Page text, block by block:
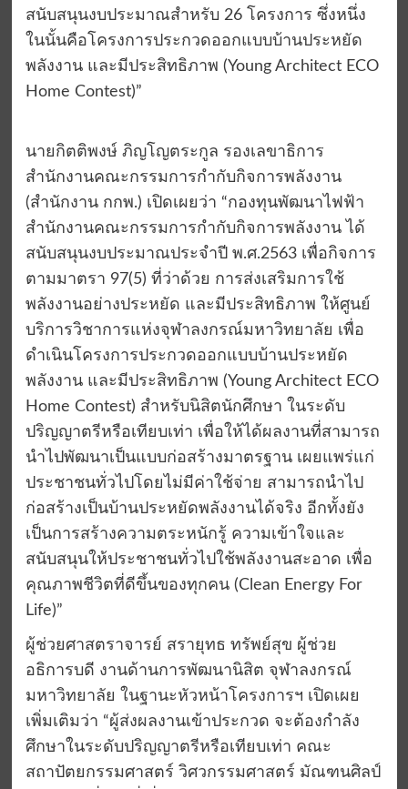
สนับสนุนงบประมาณสำหรับ 26 โครงการ ซึ่งหนึ่ง
ในนั้นคือโครงการประกวดออกแบบบ้านประหยัด
พลังงาน และมีประสิทธิภาพ (Young Architect ECO
Home Contest)”
นายกิตติพงษ์ ภิญโญตระกูล รองเลขาธิการ
สำนักงานคณะกรรมการกำกับกิจการพลังงาน
(สำนักงาน กกพ.) เปิดเผยว่า “กองทุนพัฒนาไฟฟ้า
สำนักงานคณะกรรมการกำกับกิจการพลังงาน ได้
สนับสนุนงบประมาณประจำปี พ.ศ.2563 เพื่อกิจการ
ตามมาตรา 97(5) ที่ว่าด้วย การส่งเสริมการใช้
พลังงานอย่างประหยัด และมีประสิทธิภาพ ให้ศูนย์
บริการวิชาการแห่งจุฬาลงกรณ์มหาวิทยาลัย เพื่อ
ดำเนินโครงการประกวดออกแบบบ้านประหยัด
พลังงาน และมีประสิทธิภาพ (Young Architect ECO
Home Contest) สำหรับนิสิตนักศึกษา ในระดับ
ปริญญาตรีหรือเทียบเท่า เพื่อให้ได้ผลงานที่สามารถ
นำไปพัฒนาเป็นแบบก่อสร้างมาตรฐาน เผยแพร่แก่
ประชาชนทั่วไปโดยไม่มีค่าใช้จ่าย สามารถนำไป
ก่อสร้างเป็นบ้านประหยัดพลังงานได้จริง อีกทั้งยัง
เป็นการสร้างความตระหนักรู้ ความเข้าใจและ
สนับสนุนให้ประชาชนทั่วไปใช้พลังงานสะอาด เพื่อ
คุณภาพชีวิตที่ดีขึ้นของทุกคน (Clean Energy For
Life)”
ผู้ช่วยศาสตราจารย์ สรายุทธ ทรัพย์สุข ผู้ช่วย
อธิการบดี งานด้านการพัฒนานิสิต จุฬาลงกรณ์
มหาวิทยาลัย ในฐานะหัวหน้าโครงการฯ เปิดเผย
เพิ่มเติมว่า “ผู้ส่งผลงานเข้าประกวด จะต้องกำลัง
ศึกษาในระดับปริญญาตรีหรือเทียบเท่า คณะ
สถาปัตยกรรมศาสตร์ วิศวกรรมศาสตร์ มัณฑนศิลป์